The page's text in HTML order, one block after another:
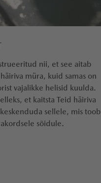
nii, et see aitab
müra, kuid samas on
vajalikke helisid kuulda.
et kaitsta Teid häiriva
sellele, mis toob
sõidule.